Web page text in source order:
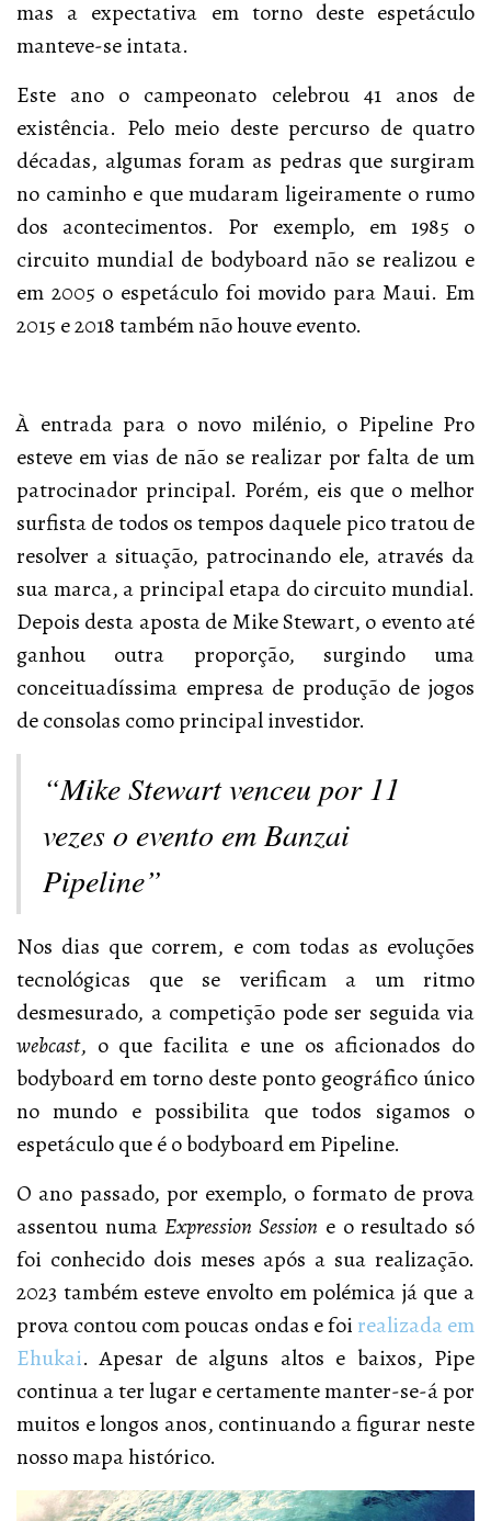
mas a expectativa em torno deste espetáculo
manteve-se intata.
Este ano o campeonato celebrou 41 anos de
existência. Pelo meio deste percurso de quatro
décadas, algumas foram as pedras que surgiram
no caminho e que mudaram ligeiramente o rumo
dos acontecimentos. Por exemplo, em 1985 o
circuito mundial de bodyboard não se realizou e
em 2005 o espetáculo foi movido para Maui. Em
2015 e 2018 também não houve evento.
À entrada para o novo milénio, o Pipeline Pro
esteve em vias de não se realizar por falta de um
patrocinador principal. Porém, eis que o melhor
surfista de todos os tempos daquele pico tratou de
resolver a situação, patrocinando ele, através da
sua marca, a principal etapa do circuito mundial.
Depois desta aposta de Mike Stewart, o evento até
ganhou outra proporção, surgindo uma
conceituadíssima empresa de produção de jogos
de consolas como principal investidor.
“Mike Stewart venceu por 11
vezes o evento em Banzai
Pipeline”
Nos dias que correm, e com todas as evoluções
tecnológicas que se verificam a um ritmo
desmesurado, a competição pode ser seguida via
webcast, o que facilita e une os aficionados do
bodyboard em torno deste ponto geográfico único
no mundo e possibilita que todos sigamos o
espetáculo que é o bodyboard em Pipeline.
O ano passado, por exemplo, o formato de prova
assentou numaExpression Session e o resultado só
foi conhecido dois meses após a sua realização.
2023 também esteve envolto em polémica já que a
prova contou com poucas ondas e foi realizada em
Ehukai. Apesar de alguns altos e baixos, Pipe
continua a ter lugar e certamente manter-se-á por
muitos e longos anos, continuando a figurar neste
nosso mapa histórico.